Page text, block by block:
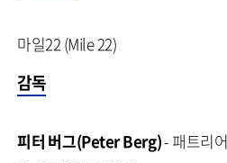
마일22 (Mile 22)
감독
피터 버그(Peter Berg)- 패트리